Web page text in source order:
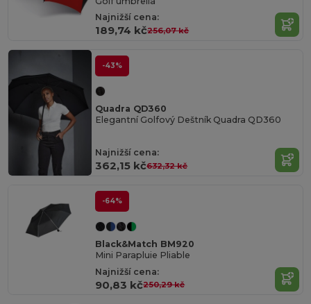
Najnižší cena:
189,74 kč256,07 kč
-43%
Quadra QD360
Elegantní Golfový Deštník Quadra QD360
Najnižší cena:
362,15 kč632,32 kč
-64%
Black&Match BM920
Mini Parapluie Pliable
Najnižší cena:
90,83 kč250,29 kč